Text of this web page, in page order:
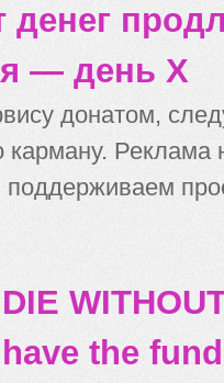
денег
— день X
донатом,
Реклама
the